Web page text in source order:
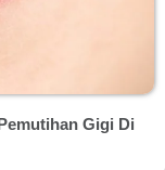
Gigi Di